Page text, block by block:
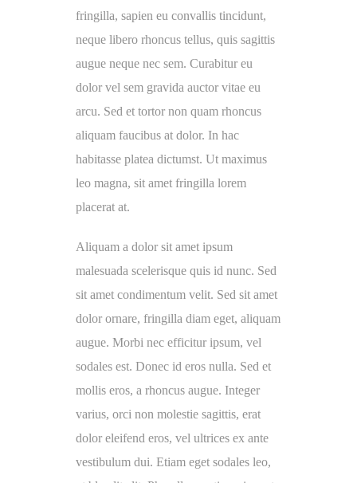
fringilla, sapien eu convallis tincidunt,
neque libero rhoncus tellus, quis sagittis
augue neque nec sem. Curabitur eu
dolor vel sem gravida auctor vitae eu
arcu. Sed et tortor non quam rhoncus
aliquam faucibus at dolor. In hac
habitasse platea dictumst. Ut maximus
leo magna, sit amet fringilla lorem
placerat at.
Aliquam a dolor sit amet ipsum
malesuada scelerisque quis id nunc. Sed
sit amet condimentum velit. Sed sit amet
dolor ornare, fringilla diam eget, aliquam
augue. Morbi nec efficitur ipsum, vel
sodales est. Donec id eros nulla. Sed et
mollis eros, a rhoncus augue. Integer
varius, orci non molestie sagittis, erat
dolor eleifend eros, vel ultrices ex ante
vestibulum dui. Etiam eget sodales leo,